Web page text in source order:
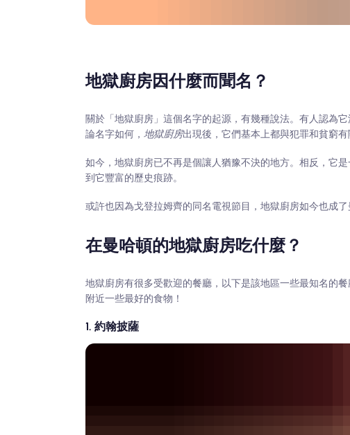
地獄廚房因什麼而聞名？
關於「地獄廚房」這個名字的起源，有幾種說法。有人認為
論名字如何，地獄廚房出現後，它們基本上都與犯罪和貧窮有
如今，地獄廚房已不再是個讓人猶豫不決的地方。相反，它
到它豐富的歷史痕跡。
或許也因為戈登拉姆齊的同名電視節目，地獄廚房如今也成
在曼哈頓的地獄廚房吃什麼？
地獄廚房有很多受歡迎的餐廳，以下是該地區一些最知名的
附近一些最好的食物！
1. 約翰披薩